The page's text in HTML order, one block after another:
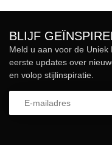
BLIJF
Meld u aan voor de
eerste updates over
en volop stijlinspiratie.